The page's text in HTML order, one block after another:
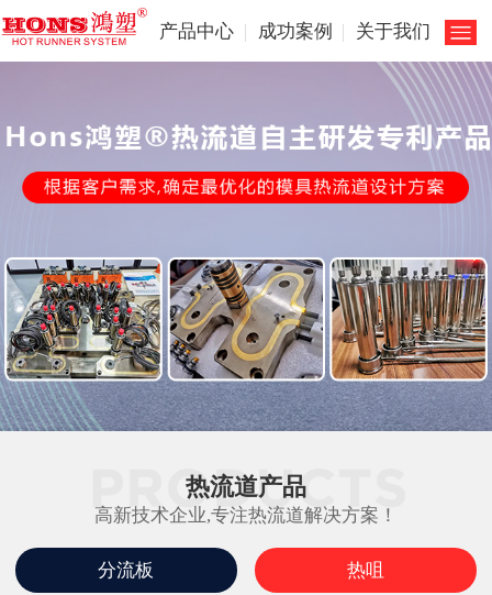
产品中心 成功案例 关于我们
热流道产品
高新技术企业,专注热流道解决方案！
分流板 热咀